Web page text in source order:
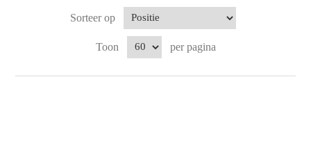
Sorteer op
Toon per pagina